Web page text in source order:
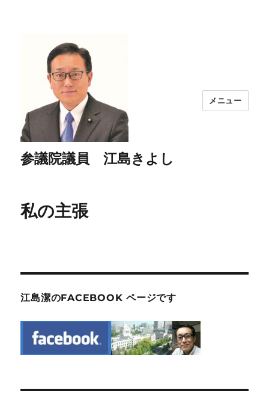
参議院議員 江島きよし
メニュー
私の主張
江島潔のFACEBOOK ページです